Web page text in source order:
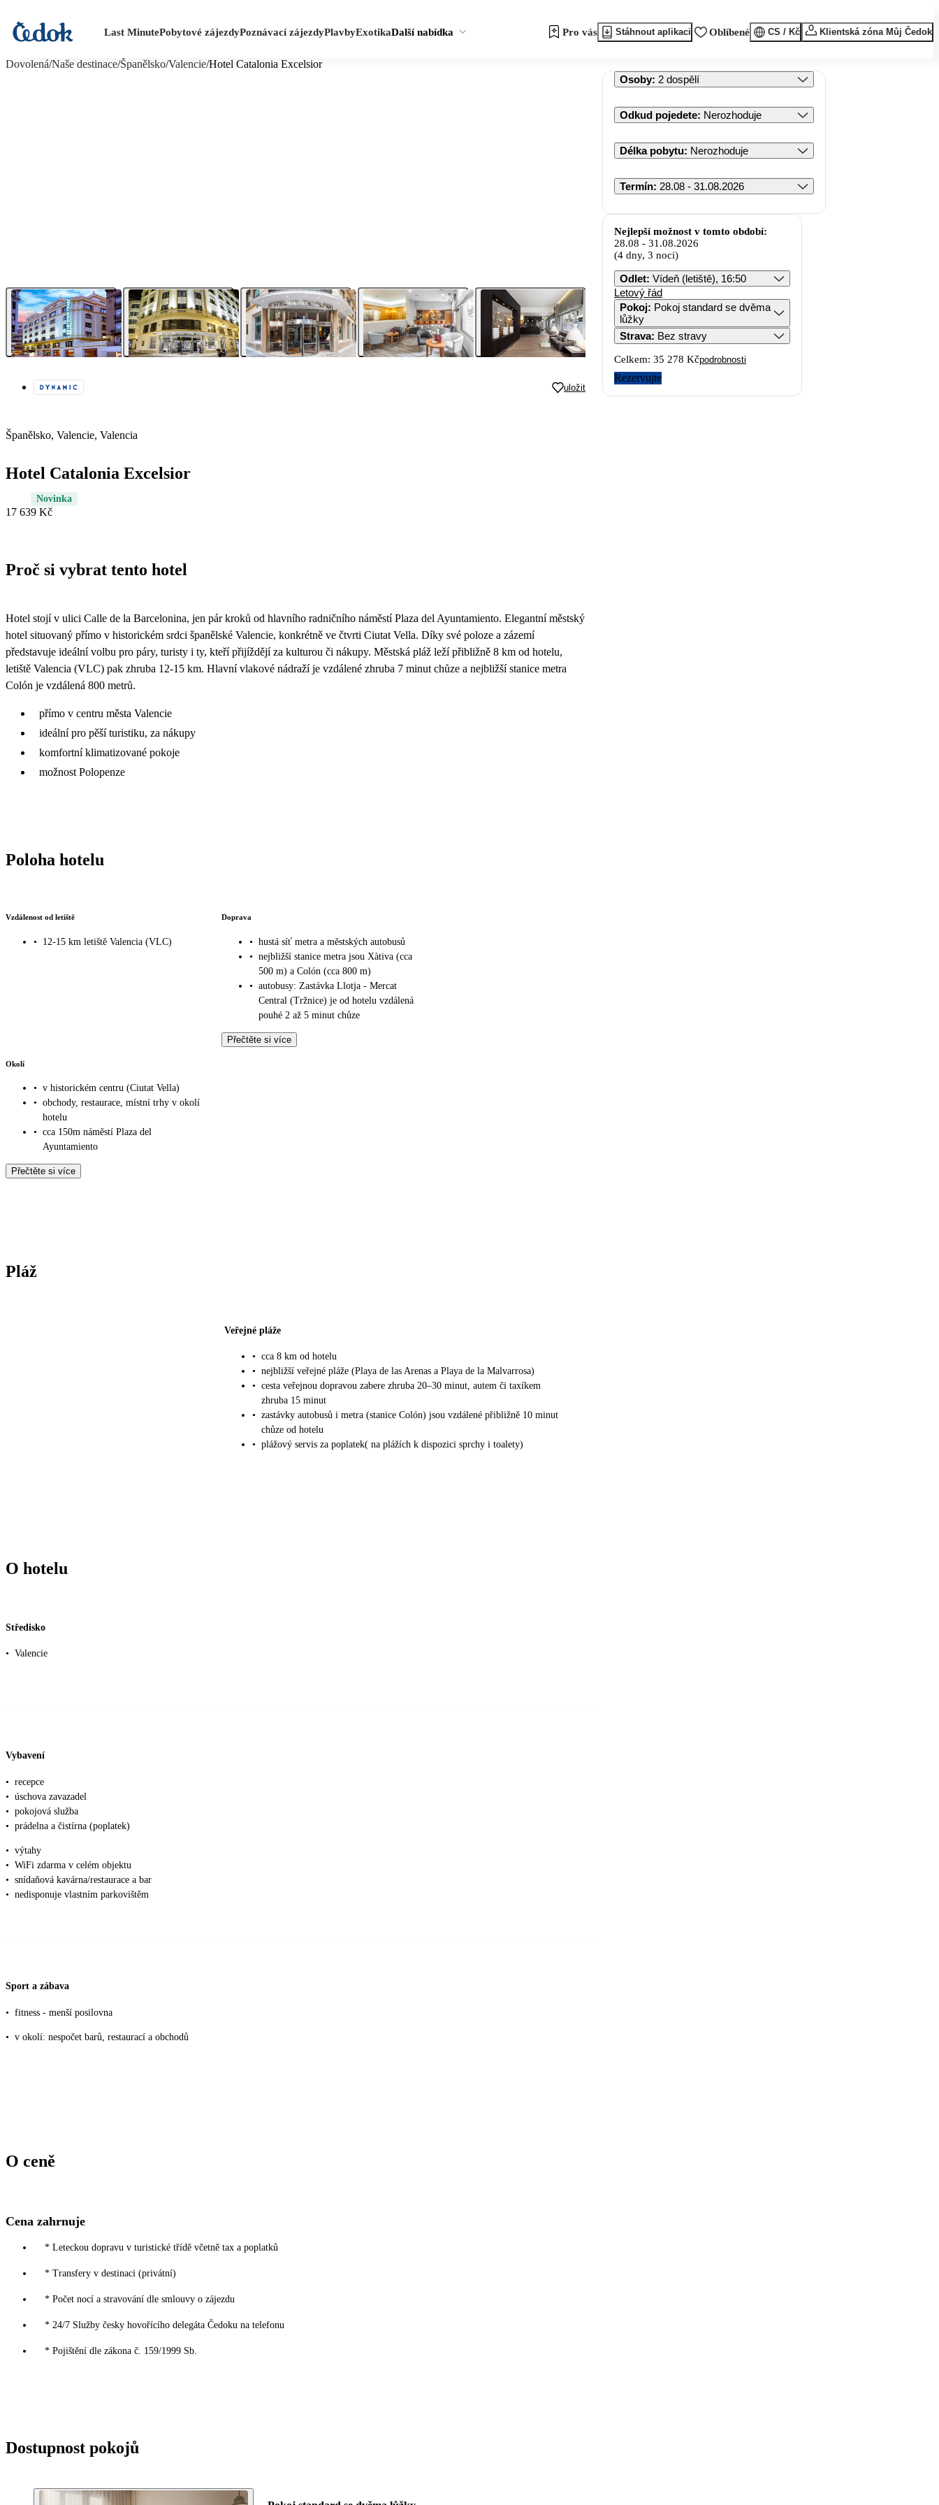
Last MinutePobytové zájezdyPoznávací zájezdyPlavbyExotikaDalší nabídka Pro vás Stáhnout aplikaci Oblíbené CS / Kč Klientská zóna Můj Čedok
Dovolená/Naše destinace/Španělsko/Valencie/Hotel Catalonia Excelsior
uložit
Španělsko, Valencie, Valencia
Hotel Catalonia Excelsior
Novinka
17 639 Kč
Proč si vybrat tento hotel
Hotel stojí v ulici Calle de la Barcelonina, jen pár kroků od hlavního radničního náměstí Plaza del Ayuntamiento. Elegantní městský
hotel situovaný přímo v historickém srdci španělské Valencie, konkrétně ve čtvrti Ciutat Vella. Díky své poloze a zázemí
představuje ideální volbu pro páry, turisty i ty, kteří přijíždějí za kulturou či nákupy. Městská pláž leží přibližně 8 km od hotelu,
letiště Valencia (VLC) pak zhruba 12-15 km. Hlavní vlakové nádraží je vzdálené zhruba 7 minut chůze a nejbližší stanice metra
Colón je vzdálená 800 metrů.
přímo v centru města Valencie
ideální pro pěší turistiku, za nákupy
komfortní klimatizované pokoje
možnost Polopenze
Poloha hotelu
Vzdálenost od letiště
• 12-15 km letiště Valencia (VLC)
Doprava
• hustá síť metra a městských autobusů
• nejbližší stanice metra jsou Xàtiva (cca
500 m) a Colón (cca 800 m)
• autobusy: Zastávka Llotja - Mercat
Central (Tržnice) je od hotelu vzdálená
pouhé 2 až 5 minut chůze
Přečtěte si více
Okolí
• v historickém centru (Ciutat Vella)
• obchody, restaurace, místní trhy v okolí
hotelu
• cca 150m náměstí Plaza del
Ayuntamiento
Přečtěte si více
Pláž
Veřejné pláže
• cca 8 km od hotelu
• nejbližší veřejné pláže (Playa de las Arenas a Playa de la Malvarrosa)
• cesta veřejnou dopravou zabere zhruba 20–30 minut, autem či taxíkem
zhruba 15 minut
• zastávky autobusů i metra (stanice Colón) jsou vzdálené přibližně 10 minut
chůze od hotelu
• plážový servis za poplatek( na plážích k dispozici sprchy i toalety)
O hotelu
Středisko
• Valencie
Vybavení
• recepce
• úschova zavazadel
• pokojová služba
• prádelna a čistírna (poplatek)
• výtahy
• WiFi zdarma v celém objektu
• snídaňová kavárna/restaurace a bar
• nedisponuje vlastním parkovištěm
Sport a zábava
• fitness - menší posilovna
• v okolí: nespočet barů, restaurací a obchodů
O ceně
Cena zahrnuje
* Leteckou dopravu v turistické třídě včetně tax a poplatků
* Transfery v destinaci (privátní)
* Počet nocí a stravování dle smlouvy o zájezdu
* 24/7 Služby česky hovořícího delegáta Čedoku na telefonu
* Pojištění dle zákona č. 159/1999 Sb.
Dostupnost pokojů
Osoby: 2 dospělí
Odkud pojedete: Nerozhoduje
Délka pobytu: Nerozhoduje
Termín: 28.08 - 31.08.2026
Nejlepší možnost v tomto období:
28.08 - 31.08.2026
(4 dny, 3 noci)
Odlet: Vídeň (letiště), 16:50
Letový řád
Pokoj: Pokoj standard se dvěma
lůžky
Strava: Bez stravy
Celkem: 35 278 Kčpodrobnosti
Rezervujte